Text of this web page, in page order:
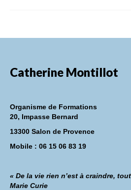
Catherine Montillot
Organisme de Formations
20, Impasse Bernard
13300 Salon de Provence
Mobile : 06 15 06 83 19
« De la vie rien n’est à craindre,
Marie Curie